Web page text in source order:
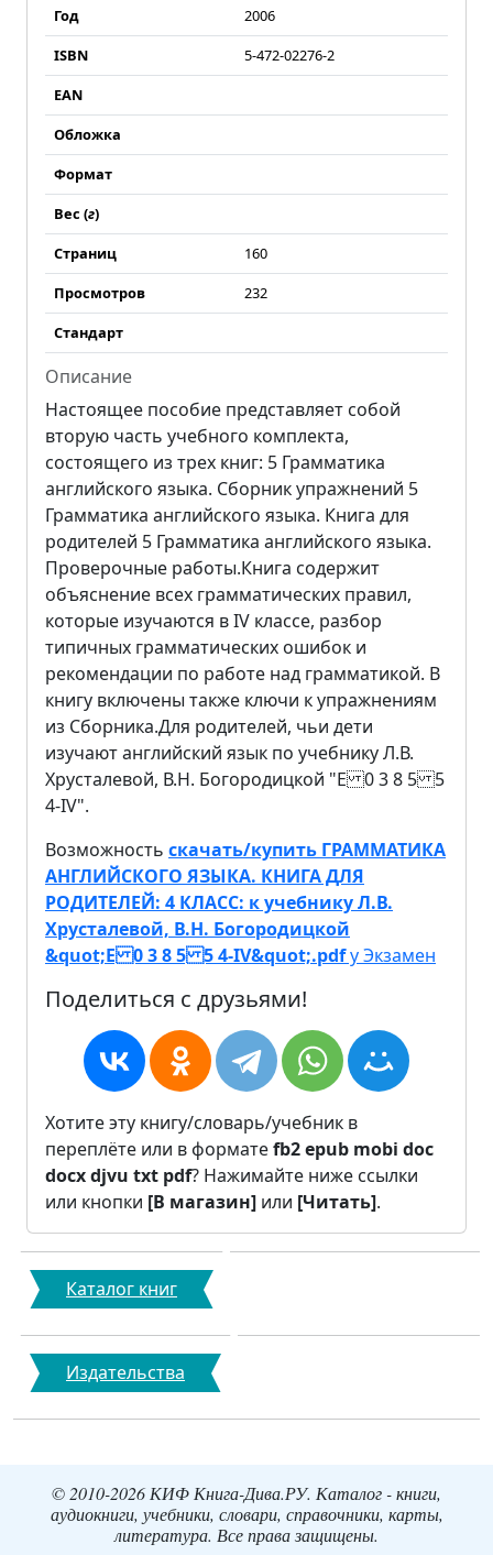
Год
2006
ISBN
5-472-02276-2
EAN
Обложка
Формат
Вес (г)
Страниц
160
Просмотров
232
Стандарт
Описание
Настоящее пособие представляет собой
вторую часть учебного комплекта,
состоящего из трех книг: 5 Грамматика
английского языка. Сборник упражнений 5
Грамматика английского языка. Книга для
родителей 5 Грамматика английского языка.
Проверочные работы.Книга содержит
объяснение всех грамматических правил,
которые изучаются в IV классе, разбор
типичных грамматических ошибок и
рекомендации по работе над грамматикой. В
книгу включены также ключи к упражнениям
из Сборника.Для родителей, чьи дети
изучают английский язык по учебнику Л.В.
Хрусталевой, В.Н. Богородицкой "E 0 3 8 5 5
4-IV".
Возможность скачать/купить ГРАММАТИКА
АНГЛИЙСКОГО ЯЗЫКА. КНИГА ДЛЯ
РОДИТЕЛЕЙ: 4 КЛАСС: к учебнику Л.В.
Хрусталевой, В.Н. Богородицкой
&quot;E 0 3 8 5 5 4-IV&quot;.pdfу Экзамен
Поделиться с друзьями!
Хотите эту книгу/словарь/учебник в
переплёте или в форматеfb2epub mobi doc
docxdjvu txt pdf? Нажимайте ниже ссылки
или кнопки [В магазин] или [Читать].
Каталог книг
Издательства
© 2010-2026 КИФ Книга-Дива.РУ. Каталог - книги,
аудиокниги, учебники, словари, справочники, карты,
литература. Все права защищены.